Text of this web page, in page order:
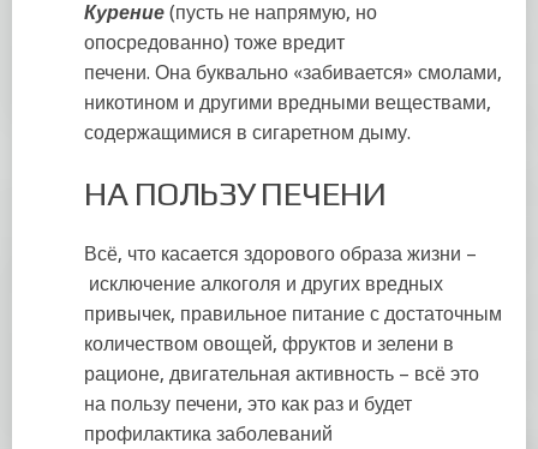
Курение (пусть не напрямую, но
опосредованно) тоже вредит
печени. Она буквально «забивается» смолами,
никотином и другими вредными веществами,
содержащимися в сигаретном дыму.
НА ПОЛЬЗУ ПЕЧЕНИ
Всё, что касается здорового образа жизни –
исключение алкоголя и других вредных
привычек, правильное питание с достаточным
количеством овощей, фруктов и зелени в
рационе, двигательная активность – всё это
на пользу печени, это как раз и будет
профилактика заболеваний